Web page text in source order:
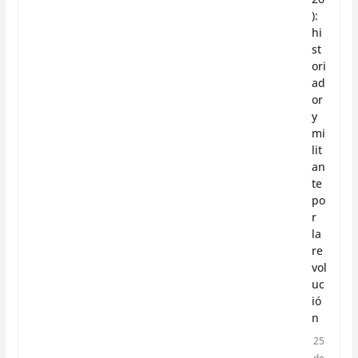
):
hi
st
ori
ad
or
y
mi
lit
an
te
po
r
la
re
vol
uc
ió
n
25